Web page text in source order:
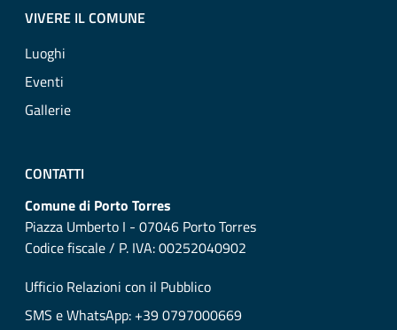
VIVERE IL COMUNE
Luoghi
Eventi
Gallerie
CONTATTI
Comune di Porto Torres
Piazza Umberto I - 07046 Porto Torres
Codice fiscale / P. IVA: 00252040902
Ufficio Relazioni con il Pubblico
SMS e WhatsApp: +39 0797000669